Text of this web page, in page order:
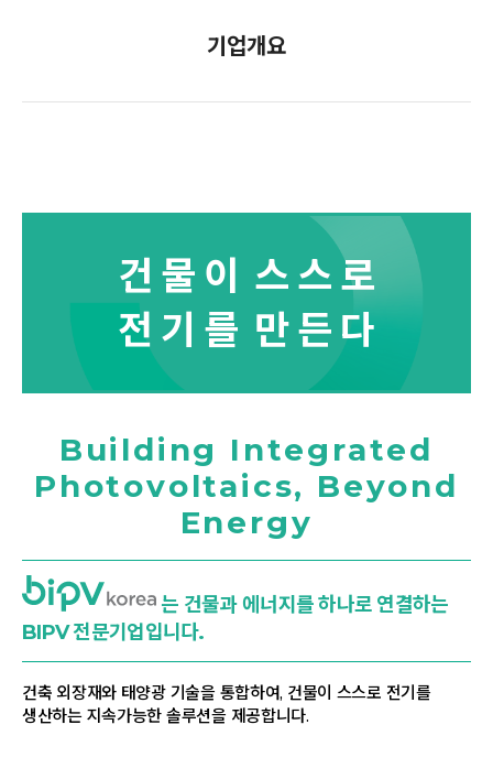
기업개요
건물이
스스로
전기를 만든다
Building Integrated
Photovoltaics, Beyond
Energy
는 건물과 에너지를 하나로 연결하는
BIPV 전문기업입니다.
건축 외장재와 태양광 기술을 통합하여, 건물이 스스로 전기를
생산하는 지속가능한 솔루션을 제공합니다.